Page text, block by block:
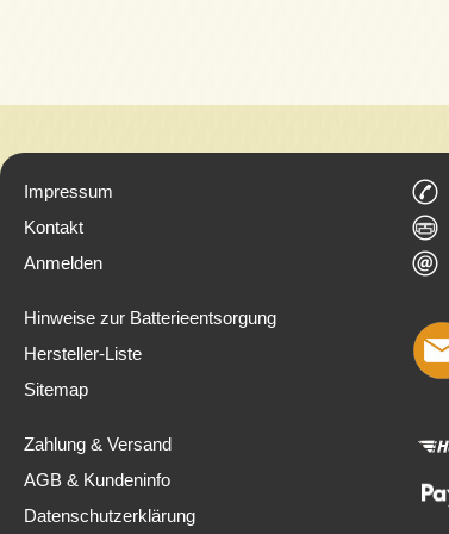
Impressum
Kontakt
Anmelden
Hinweise zur Batterieentsorgung
Hersteller-Liste
Sitemap
Zahlung & Versand
AGB & Kundeninfo
Datenschutzerklärung